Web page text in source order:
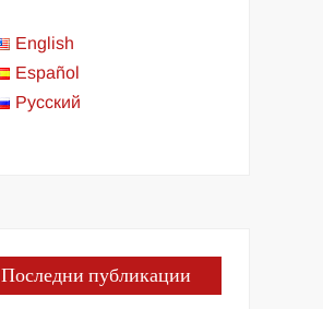
English
Español
Русский
Последни публикации